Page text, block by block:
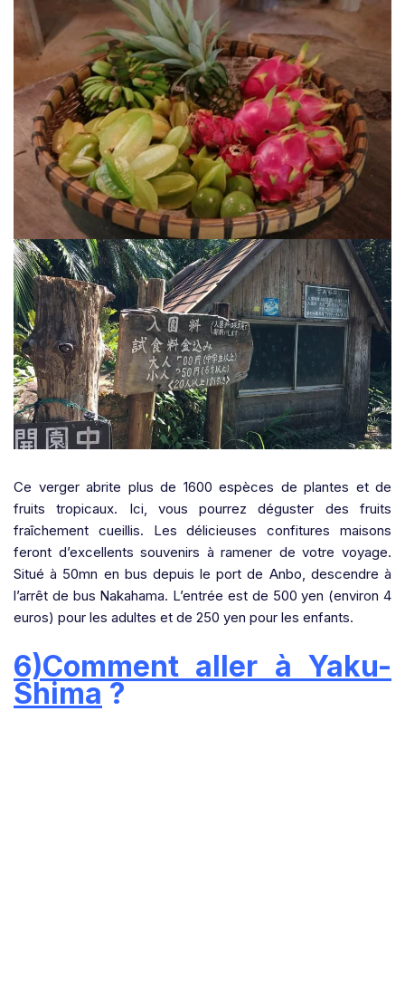
Ce verger abrite plus de 1600 espèces de plantes et de
fruits tropicaux. Ici, vous pourrez déguster des fruits
fraîchement cueillis. Les délicieuses confitures maisons
feront d’excellents souvenirs à ramener de votre voyage.
Situé à 50mn en bus depuis le port de Anbo, descendre à
l’arrêt de bus Nakahama. L’entrée est de 500 yen (environ 4
euros) pour les adultes et de 250 yen pour les enfants.
6)Comment aller à Yaku-
Shima ?